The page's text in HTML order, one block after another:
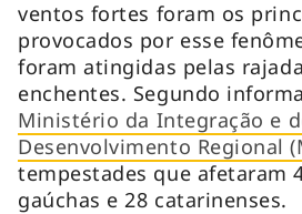
ventos fortes foram os
provocados por esse
foram atingidas pelas
enchentes. Segundo
Ministério da Integração e
Desenvolvimento Regional
tempestades que afetaram
gaúchas e 28 catarinenses.